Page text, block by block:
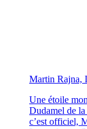
Martin Rajna,
Une étoile
Dudamel de
c’est officiel,